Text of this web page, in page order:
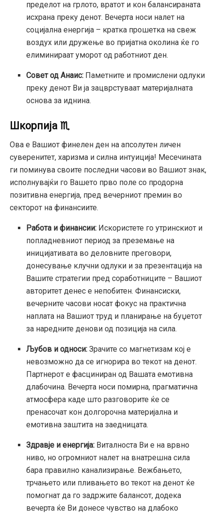
пределот на грлото, вратот и кон балансираната
исхрана преку денот. Вечерта носи налет на
социјална енергија – кратка прошетка на свеж
воздух или дружење во пријатна околина ќе го
елиминираат уморот од работниот ден.
Совет од Анаис: Паметните и промислени одлуки
преку денот Ви ја зацврстуваат материјалната
основа за иднина.
Шкорпија ♏
Ова е Вашиот финелен ден на апсолутен личен
суверенитет, харизма и силна интуиција! Месечината
ги поминува своите последни часови во Вашиот знак,
исполнувајќи го Вашето прво поле со продорна
позитивна енергија, пред вечерниот премин во
секторот на финансиите.
Работа и финансии: Искористете го утринскиот и
попладневниот период за преземање на
иницијативата во деловните преговори,
донесување клучни одлуки и за презентација на
Вашите стратегии пред соработниците – Вашиот
авторитет денес е непобитен. Финансиски,
вечерните часови носат фокус на практична
наплата на Вашиот труд и планирање на буџетот
за наредните денови од позиција на сила.
Љубов и односи: Зрачите со магнетизам кој е
невозможно да се игнорира во текот на денот.
Партнерот е фасциниран од Вашата емотивна
длабочина. Вечерта носи помирна, прагматична
атмосфера каде што разговорите ќе се
пренасочат кон долгорочна материјална и
емотивна заштита на заедницата.
Здравје и енергија: Виталноста Ви е на врвно
ниво, но огромниот налет на внатрешна сила
бара правилно канализирање. Вежбањето,
трчањето или пливањето во текот на денот ќе
помогнат да го задржите балансот, додека
вечерта ќе Ви донесе чувство на длабоко